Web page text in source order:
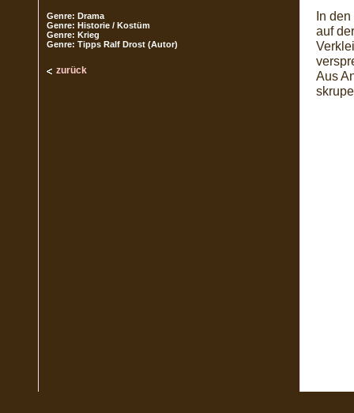
Genre: Drama
Genre: Historie / Kostüm
Genre: Krieg
Genre: Tipps Ralf Drost (Autor)
zurück
In
auf
Aus